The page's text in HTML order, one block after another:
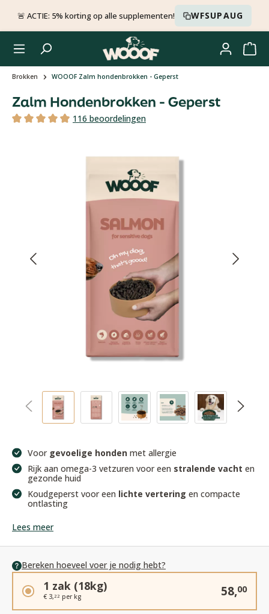
Ga naar de hoofdinhoud
🚨 ACTIE: 5% korting op alle supplementen! WFSUPAUG
Brokken WOOOF Zalm hondenbrokken - Geperst
Zalm Hondenbrokken - Geperst
Gemiddelde waardering 4.9 van 5 sterren, 116
116 beoordelingen
Voor gevoelige honden met allergie
Rijk aan omega-3 vetzuren voor een stralende vacht en
gezonde huid
Koudgeperst voor een lichte vertering en compacte
ontlasting
Lees meer
Bereken hoeveel voer je nodig hebt?
1 zak (18kg)
€ 3,22 per kg 58,00